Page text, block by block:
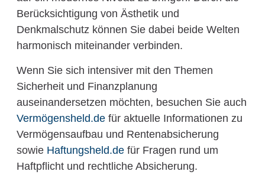
Berücksichtigung von Ästhetik und
Denkmalschutz können Sie dabei beide Welten
harmonisch miteinander verbinden.
Wenn Sie sich intensiver mit den Themen
Sicherheit und Finanzplanung
auseinandersetzen möchten, besuchen Sie auch
Vermögensheld.defür aktuelle Informationen zu
Vermögensaufbau und Rentenabsicherung
sowie Haftungsheld.defür Fragen rund um
Haftpflicht und rechtliche Absicherung.